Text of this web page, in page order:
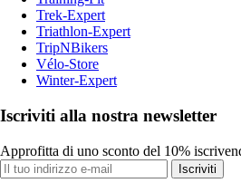
Trek-Expert
Triathlon-Expert
TripNBikers
Vélo-Store
Winter-Expert
Iscriviti alla nostra newsletter
Approfitta di uno sconto del 10%
Iscriviti